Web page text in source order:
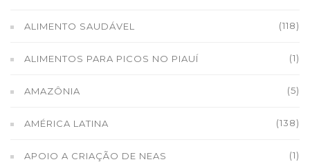
ALIMENTO SAUDÁVEL (118)
ALIMENTOS PARA PICOS NO PIAUÍ (1)
AMAZÔNIA (5)
AMÉRICA LATINA (138)
APOIO A CRIAÇÃO DE NEAS (1)